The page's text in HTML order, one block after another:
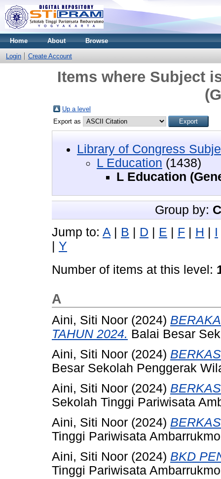
Home About Browse
Login Create Account
Items where Subject
Up a level
Export as
Library of Congress
L Education (1438)
L Education
Group by:
Jump to: A | B | D | E | F | H | I
| Y
Number of items at this level:
A
Aini, Siti Noor (2024)
TAHUN 2024. Balai Besar
Aini, Siti Noor (2024)
Besar Sekolah Penggerak
Aini, Siti Noor (2024)
Sekolah Tinggi Pariwisata
Aini, Siti Noor (2024)
Tinggi Pariwisata
Aini, Siti Noor (2024) BKD
Tinggi Pariwisata